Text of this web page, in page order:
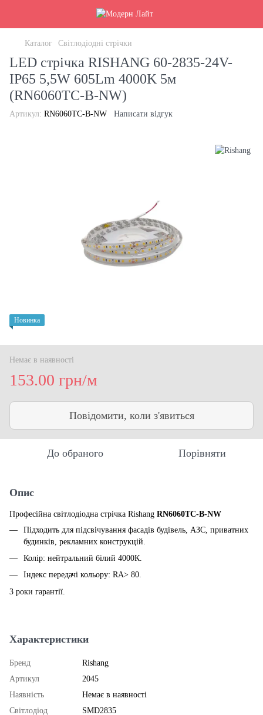
Каталог Світлодіодні стрічки
LED стрічка RISHANG 60-2835-24V-
IP65 5,5W 605Lm 4000K 5м
(RN6060TC-B-NW)
Артикул: RN6060TC-B-NW Написати відгук
Новинка
Немає в наявності
153.00 грн/м
Повідомити, коли з'явиться
До обраного Порівняти
Опис
Професійна світлодіодна стрічка Rishang RN6060TC-B-NW
Підходить для підсвічування фасадів будівель, АЗС, приватних
будинків, рекламних конструкцій.
Колір: нейтральний білий 4000К.
Індекс передачі кольору: RA> 80.
3 роки гарантії.
Характеристики
Бренд
Rishang
Артикул
2045
Наявність
Немає в наявності
Світлодіод
SMD2835